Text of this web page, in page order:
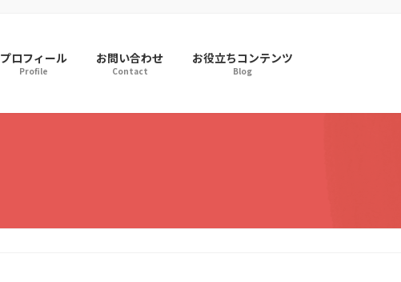
プロフィール
Profile
お問い合わせ
Contact
お役立ちコンテンツ
Blog